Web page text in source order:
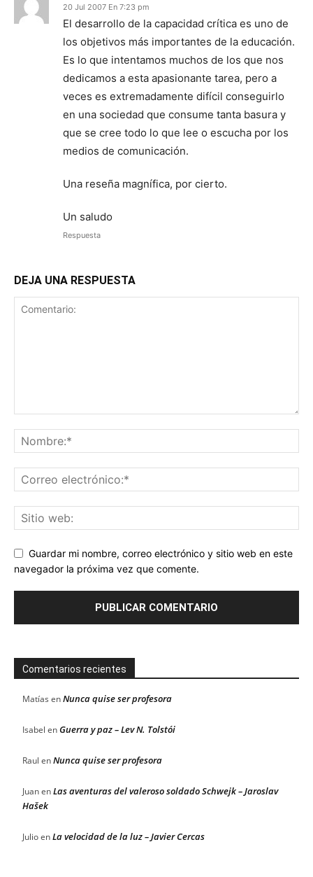
20 Jul 2007 En 7:23 pm
El desarrollo de la capacidad crítica es uno de
los objetivos más importantes de la educación.
Es lo que intentamos muchos de los que nos
dedicamos a esta apasionante tarea, pero a
veces es extremadamente difícil conseguirlo
en una sociedad que consume tanta basura y
que se cree todo lo que lee o escucha por los
medios de comunicación.
Una reseña magnífica, por cierto.
Un saludo
Respuesta
DEJA UNA RESPUESTA
Guardar mi nombre, correo electrónico y sitio web en este
navegador la próxima vez que comente.
Comentarios recientes
Matías enNunca quise ser profesora
Isabel enGuerra y paz – Lev N. Tolstói
Raul enNunca quise ser profesora
JuanenLas aventuras del valeroso soldado Schwejk – Jaroslav
Hašek
JulioenLa velocidad de la luz – Javier Cercas